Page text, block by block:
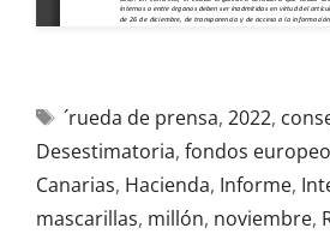
´rueda de prensa, 2022,
Desestimatoria, fondos
Canarias, Hacienda, Informe,
mascarillas, millón, noviembre,